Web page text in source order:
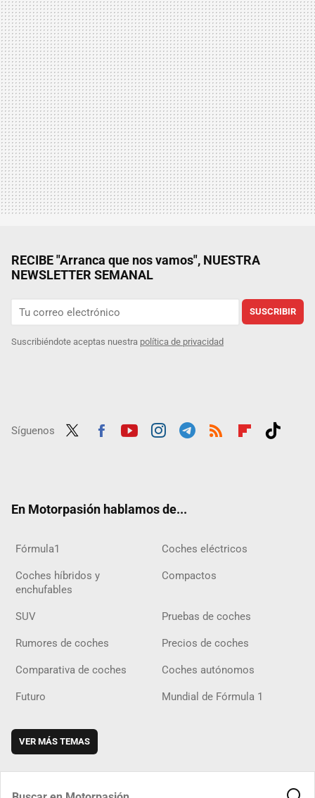
RECIBE "Arranca que nos vamos", NUESTRA
NEWSLETTER SEMANAL
SUSCRIBIR
Suscribiéndote aceptas nuestra política de privacidad
Síguenos
En Motorpasión hablamos de...
Fórmula1 Coches eléctricos
Coches híbridos y
enchufables
Compactos
SUV Pruebas de coches
Rumores de coches Precios de coches
Comparativa de coches Coches autónomos
Futuro Mundial de Fórmula 1
VER MÁS TEMAS